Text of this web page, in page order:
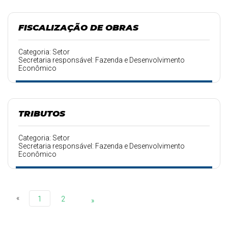
FISCALIZAÇÃO DE OBRAS
Categoria: Setor
Secretaria responsável: Fazenda e Desenvolvimento
Econômico
TRIBUTOS
Categoria: Setor
Secretaria responsável: Fazenda e Desenvolvimento
Econômico
« 1 2 »